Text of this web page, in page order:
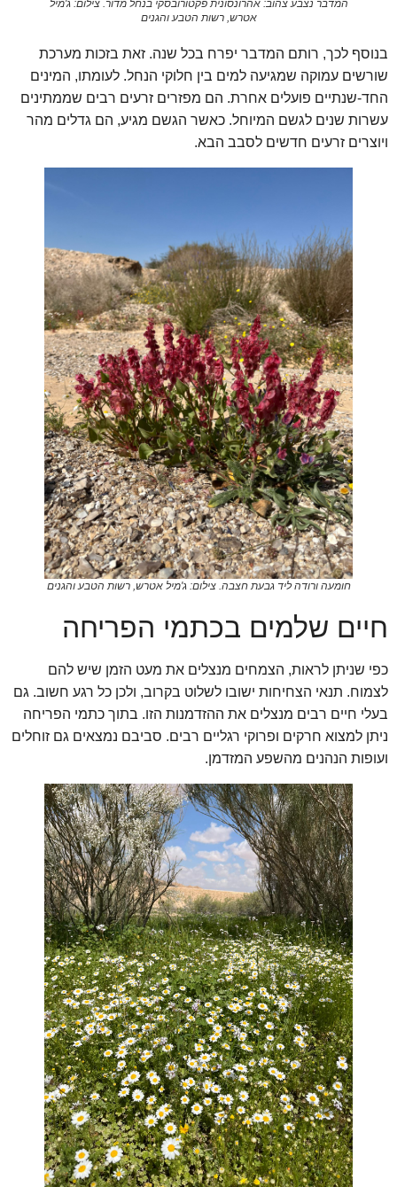
המדבר נצבע צהוב: אהרונסונית פקטורובסקי בנחל מדור. צילום: ג'מיל
אטרש, רשות הטבע והגנים
בנוסף לכך, רותם המדבר יפרח בכל שנה. זאת בזכות מערכת
שורשים עמוקה שמגיעה למים בין חלוקי הנחל. לעומתו, המינים
החד-שנתיים פועלים אחרת. הם מפזרים זרעים רבים שממתינים
עשרות שנים לגשם המיוחל. כאשר הגשם מגיע, הם גדלים מהר
ויוצרים זרעים חדשים לסבב הבא.
חומעה ורודה ליד גבעת חצבה. צילום: ג'מיל אטרש, רשות הטבע והגנים
חיים שלמים בכתמי הפריחה
כפי שניתן לראות, הצמחים מנצלים את מעט הזמן שיש להם
לצמוח. תנאי הצחיחות ישובו לשלוט בקרוב, ולכן כל רגע חשוב. גם
בעלי חיים רבים מנצלים את ההזדמנות הזו. בתוך כתמי הפריחה
ניתן למצוא חרקים ופרוקי רגליים רבים. סביבם נמצאים גם זוחלים
ועופות הנהנים מהשפע המזדמן.